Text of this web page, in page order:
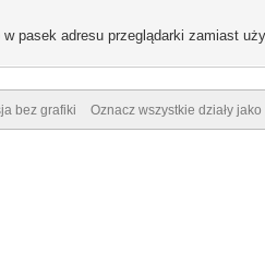
pasek adresu przeglądarki zamiast
bez grafiki Oznacz wszystkie działy